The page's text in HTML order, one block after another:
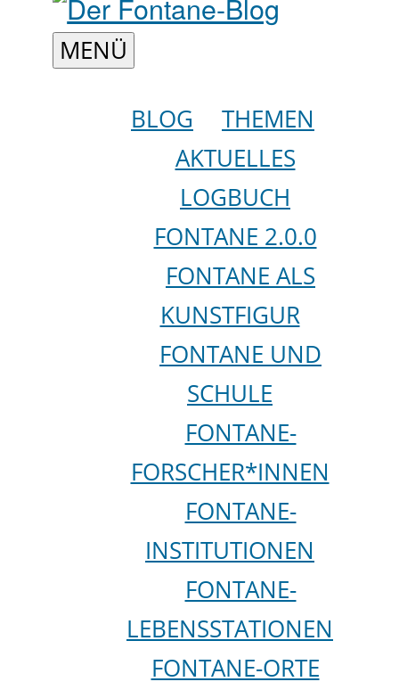
DER
FONTANE-
BLOG
MENÜ
BLOG
THEMEN
AKTUELLES
LOGBUCH
FONTANE 2.0.0
FONTANE ALS
KUNSTFIGUR
FONTANE UND
SCHULE
FONTANE-
FORSCHER*INNEN
FONTANE-
INSTITUTIONEN
FONTANE-
LEBENSSTATIONEN
FONTANE-ORTE